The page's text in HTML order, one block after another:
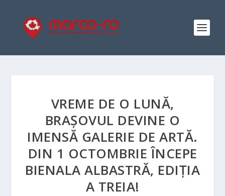
VREME DE O LUNĂ,
BRAȘOVUL DEVINE O
IMENSĂ GALERIE DE ARTĂ.
DIN 1 OCTOMBRIE ÎNCEPE
BIENALA ALBASTRĂ, EDIȚIA
A TREIA!